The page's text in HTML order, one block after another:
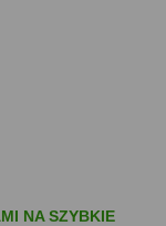
NA SZYBKIE